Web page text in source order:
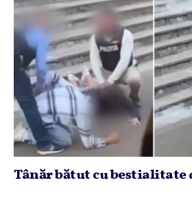
Tânăr bătut cu bestialitate